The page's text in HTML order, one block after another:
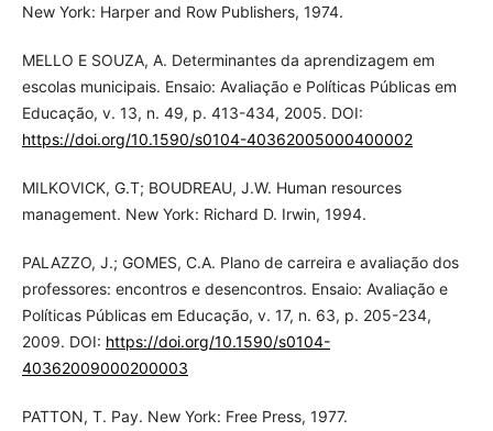
New York: Harper and Row Publishers, 1974.
MELLO E SOUZA, A. Determinantes da aprendizagem em
escolas municipais. Ensaio: Avaliação e Políticas Públicas em
Educação, v. 13, n. 49, p. 413-434, 2005. DOI:
https://doi.org/10.1590/s0104-40362005000400002
MILKOVICK, G.T; BOUDREAU, J.W. Human resources
management. New York: Richard D. Irwin, 1994.
PALAZZO, J.; GOMES, C.A. Plano de carreira e avaliação dos
professores: encontros e desencontros. Ensaio: Avaliação e
Políticas Públicas em Educação, v. 17, n. 63, p. 205-234,
2009. DOI: https://doi.org/10.1590/s0104-
40362009000200003
PATTON, T. Pay. New York: Free Press, 1977.